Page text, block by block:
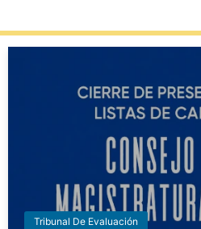
Tribunal De Evaluación